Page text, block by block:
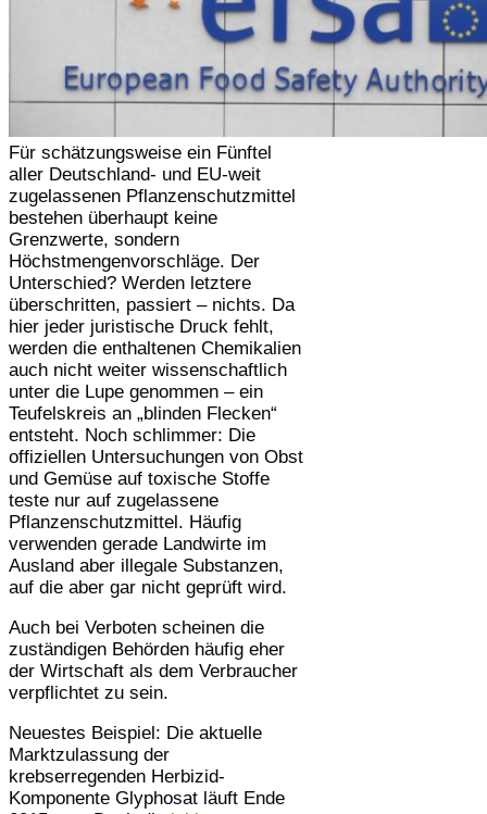
Für schätzungsweise ein Fünftel
aller Deutschland- und EU-weit
zugelassenen Pflanzenschutzmittel
bestehen überhaupt keine
Grenzwerte, sondern
Höchstmengenvorschläge. Der
Unterschied? Werden letztere
überschritten, passiert – nichts. Da
hier jeder juristische Druck fehlt,
werden die enthaltenen Chemikalien
auch nicht weiter wissenschaftlich
unter die Lupe genommen – ein
Teufelskreis an „blinden Flecken“
entsteht. Noch schlimmer: Die
offiziellen Untersuchungen von Obst
und Gemüse auf toxische Stoffe
teste nur auf zugelassene
Pflanzenschutzmittel. Häufig
verwenden gerade Landwirte im
Ausland aber illegale Substanzen,
auf die aber gar nicht geprüft wird.
Auch bei Verboten scheinen die
zuständigen Behörden häufig eher
der Wirtschaft als dem Verbraucher
verpflichtet zu sein.
Neuestes Beispiel: Die aktuelle
Marktzulassung der
krebserregenden Herbizid-
Komponente Glyphosat läuft Ende